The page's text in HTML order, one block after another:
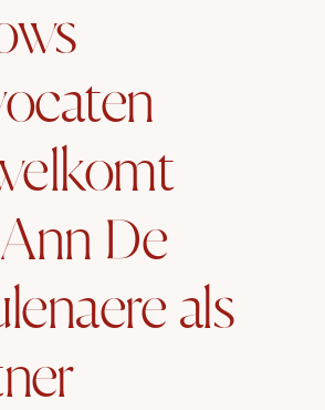
De
als